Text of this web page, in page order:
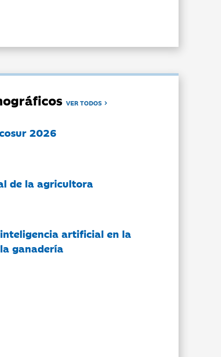
VER TODOS
2026
de la agricultora
artificial en la
ganadería